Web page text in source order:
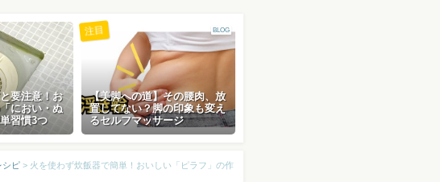
要注意！お
におい・ぬ
習慣3つ
BLOG
【美脚への道】その腰肉、放
置してない？脚の印象も変え
るセルフマッサージ
注目
シピ > 火を使わず炊飯器で簡単！おいしい「ピラフ」の作